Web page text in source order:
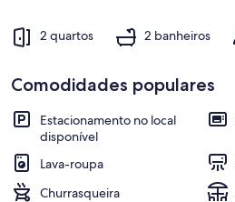
2 quartos 2 banheiros
Comodidades populares
Estacionamento no local
disponível
Lava-roupa
Churrasqueira